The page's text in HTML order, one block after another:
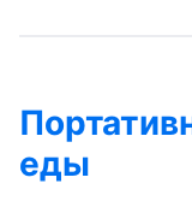
еды